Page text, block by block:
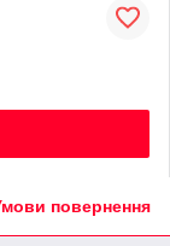
повернення